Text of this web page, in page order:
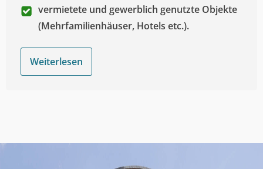
vermietete und gewerblich genutzte Objekte
(Mehrfamilienhäuser, Hotels etc.).
Weiterlesen